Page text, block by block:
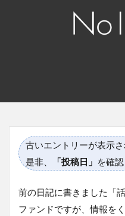
古いエントリーが表示
是非、
「投稿日」 を確
前の日記に書きました「
ファンドですが、情報を